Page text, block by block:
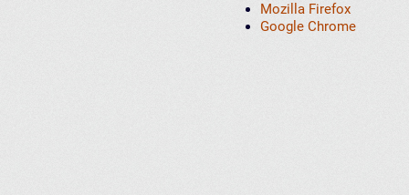
Mozilla Firefox
Google Chrome